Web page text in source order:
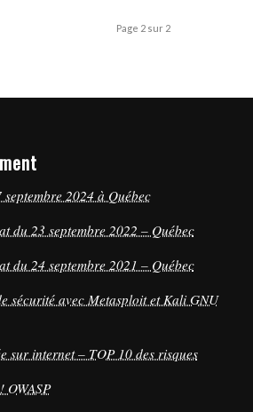
Page 2 sur 2
2024 à Québec
du 23 septembre 2022 – Québec
du 24 septembre 2021 – Québec
sécurité avec Metasploit et Kali GNU
sur internet – TOP 10 des risques
OWASP